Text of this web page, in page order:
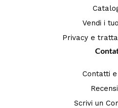
Vendi i
Privacy e
Contatti
Scrivi un